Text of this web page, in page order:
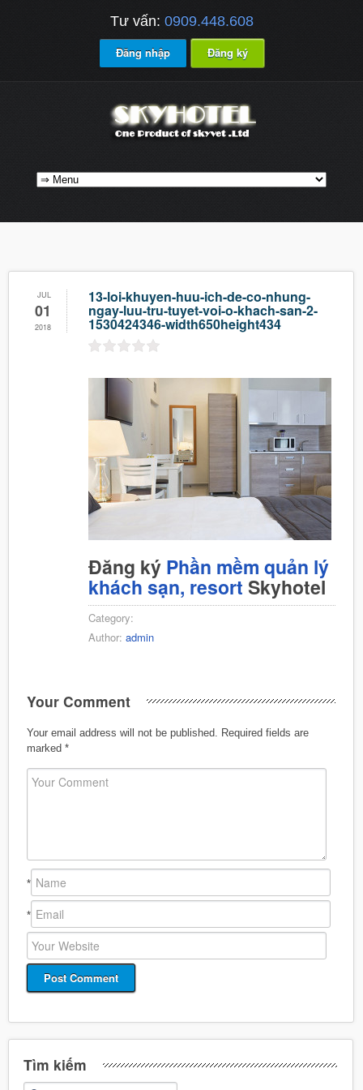
Tư vấn: 0909.448.608
Đăng nhập Đăng ký
JUL
01
2018
13-loi-khuyen-huu-ich-de-co-nhung-
ngay-luu-tru-tuyet-voi-o-khach-san-2-
1530424346-width650height434
Đăng ký Phần mềm quản lý
khách sạn, resort Skyhotel
Category:
Author: admin
Your Comment
Your email address will not be published.
Required fields are
marked *
*
*
Tìm kiếm